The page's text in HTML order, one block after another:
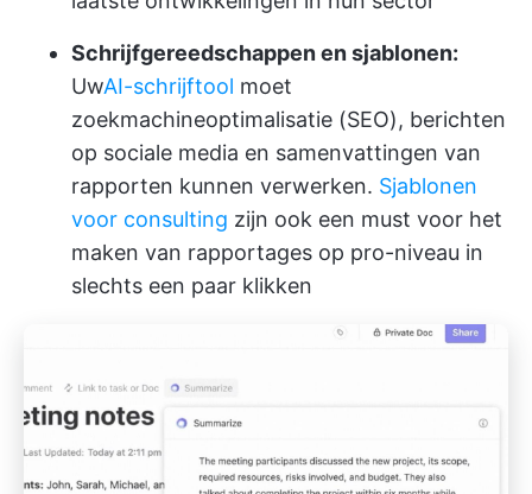
Schrijfgereedschappen en sjablonen:
UwAI-schrijftool moet
zoekmachineoptimalisatie (SEO), berichten
op sociale media en samenvattingen van
rapporten kunnen verwerken. Sjablonen
voor consulting zijn ook een must voor het
maken van rapportages op pro-niveau in
slechts een paar klikken